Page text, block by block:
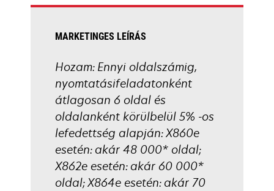
MARKETINGES LEÍRÁS
Hozam: Ennyi oldalszámig,
nyomtatásifeladatonként
átlagosan 6 oldal és
oldalanként körülbelül 5% -os
lefedettség alapján: X860e
esetén: akár 48 000* oldal;
X862e esetén: akár 60 000*
oldal; X864e esetén: akár 70